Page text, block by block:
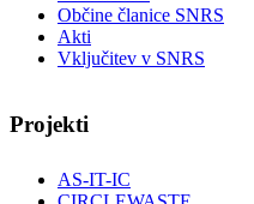
Občine članice SNRS
Akti
Vključitev v SNRS
Projekti
AS-IT-IC